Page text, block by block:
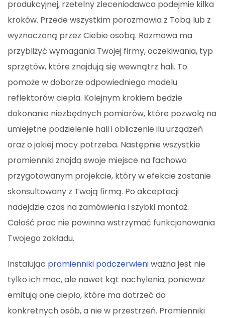
produkcyjnej, rzetelny zleceniodawca podejmie kilka
kroków. Przede wszystkim porozmawia z Tobą lub z
wyznaczoną przez Ciebie osobą. Rozmowa ma
przybliżyć wymagania Twojej firmy, oczekiwania, typ
sprzętów, które znajdują się wewnątrz hali. To
pomoże w doborze odpowiedniego modelu
reflektorów ciepła. Kolejnym krokiem będzie
dokonanie niezbędnych pomiarów, które pozwolą na
umiejętne podzielenie hali i obliczenie ilu urządzeń
oraz o jakiej mocy potrzeba. Następnie wszystkie
promienniki znajdą swoje miejsce na fachowo
przygotowanym projekcie, który w efekcie zostanie
skonsultowany z Twoją firmą. Po akceptacji
nadejdzie czas na zamówienia i szybki montaż.
Całość prac nie powinna wstrzymać funkcjonowania
Twojego zakładu.
Instalując promienniki podczerwieniważna jest nie
tylko ich moc, ale nawet kąt nachylenia, ponieważ
emitują one ciepło, które ma dotrzeć do
konkretnych osób, a nie w przestrzeń. Promienniki